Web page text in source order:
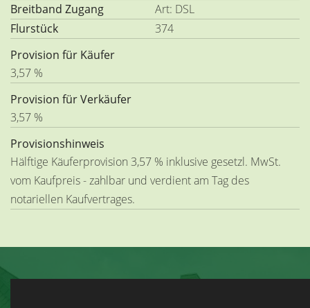
Breitband Zugang
Art: DSL
Flurstück
374
Provision für Käufer
3,57 %
Provision für Verkäufer
3,57 %
Provisionshinweis
Hälftige Käuferprovision 3,57 % inklusive gesetzl. MwSt.
vom Kaufpreis - zahlbar und verdient am Tag des
notariellen Kaufvertrages.